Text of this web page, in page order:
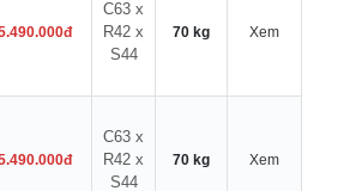
C63 x
R42 x
S44
70 kg Xem
C63 x
R42 x
S44
70 kg Xem